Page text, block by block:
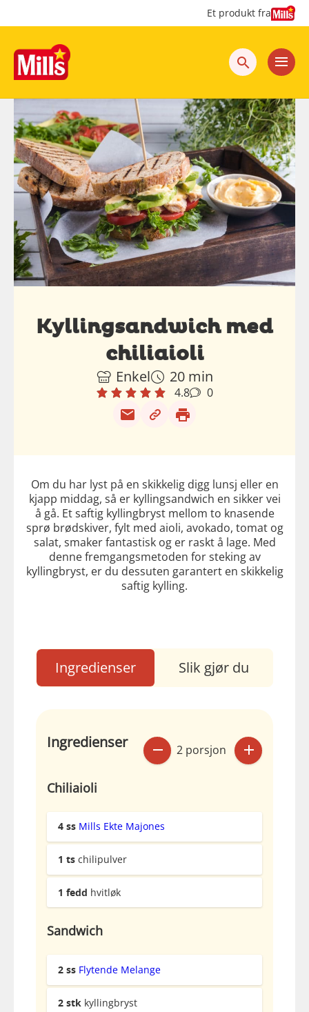
Et produkt fra
Kyllingsandwich med
chiliaioli
Enkel 20 min
4.8 0
Om du har lyst på en skikkelig digg lunsj eller en
kjapp middag, så er kyllingsandwich en sikker vei
å gå. Et saftig kyllingbryst mellom to knasende
sprø brødskiver, fylt med aioli, avokado, tomat og
salat, smaker fantastisk og er raskt å lage. Med
denne fremgangsmetoden for steking av
kyllingbryst, er du dessuten garantert en skikkelig
saftig kylling.
Ingredienser Slik gjør du
Ingredienser 2 porsjon
Chiliaioli
4 ss Mills Ekte Majones
1 ts chilipulver
1 fedd hvitløk
Sandwich
2 ss Flytende Melange
2 stk kyllingbryst